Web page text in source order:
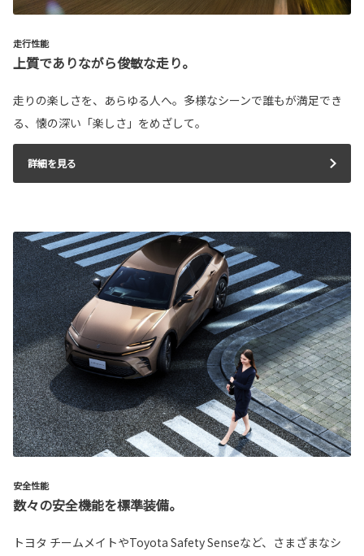
走行性能
上質でありながら俊敏な走り。
走りの楽しさを、あらゆる人へ。多様なシーンで誰もが満足でき
る、懐の深い「楽しさ」をめざして。
詳細を見る
安全性能
数々の安全機能を標準装備。
トヨタ チームメイトやToyota Safety Senseなど、さまざまなシ